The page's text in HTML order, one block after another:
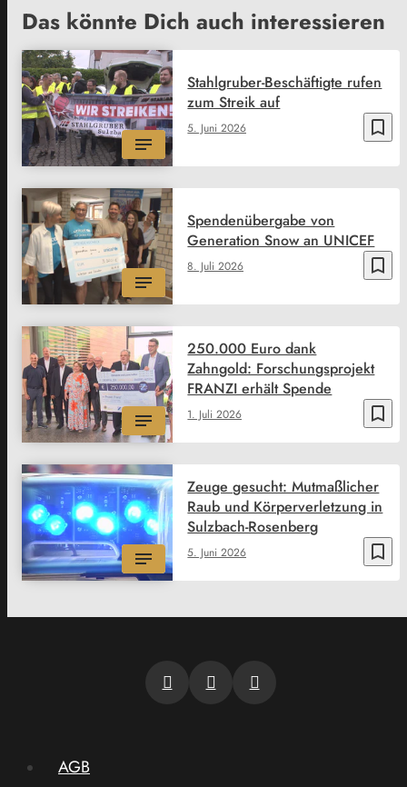
Das könnte Dich auch interessieren
bookmark_border
5. Juni 2026
Stahlgruber-Beschäftigte rufen
zum Streik auf
bookmark_border
8. Juli 2026
Spendenübergabe von
Generation Snow an UNICEF
bookmark_border
1. Juli 2026
250.000 Euro dank
Zahngold: Forschungsprojekt
FRANZI erhält Spende
bookmark_border
5. Juni 2026
Zeuge gesucht: Mutmaßlicher
Raub und Körperverletzung in
Sulzbach-Rosenberg
AGB